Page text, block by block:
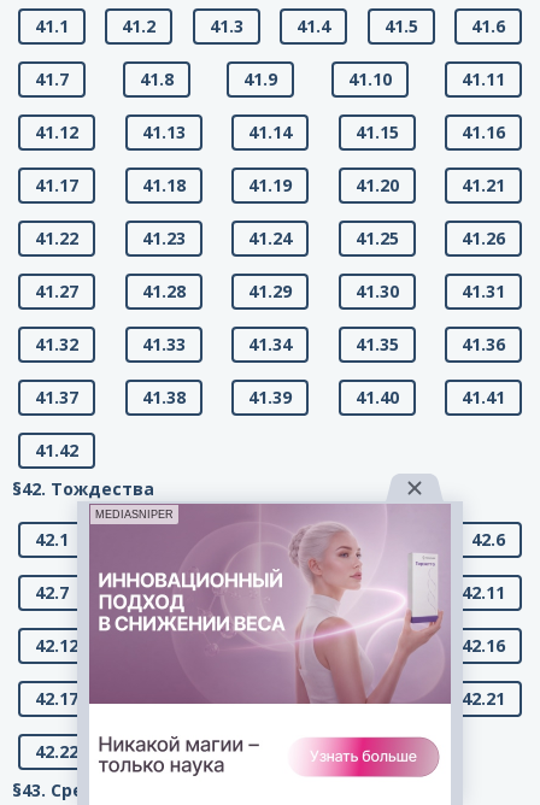
41.1 41.2 41.3 41.4 41.5 41.6
41.7 41.8 41.9 41.10 41.11
41.12 41.13 41.14 41.15 41.16
41.17 41.18 41.19 41.20 41.21
41.22 41.23 41.24 41.25 41.26
41.27 41.28 41.29 41.30 41.31
41.32 41.33 41.34 41.35 41.36
41.37 41.38 41.39 41.40 41.41
41.42
§42. Тождества
42.1 42.4 42.6
42.7 42.8 42.9 42.10 42.11
42.12 42.14 42.15 42.16
42.17 42.18 42.19 42.20 42.21
42.22
§43. Среднее значение и дисперсия
MEDIASNIPER